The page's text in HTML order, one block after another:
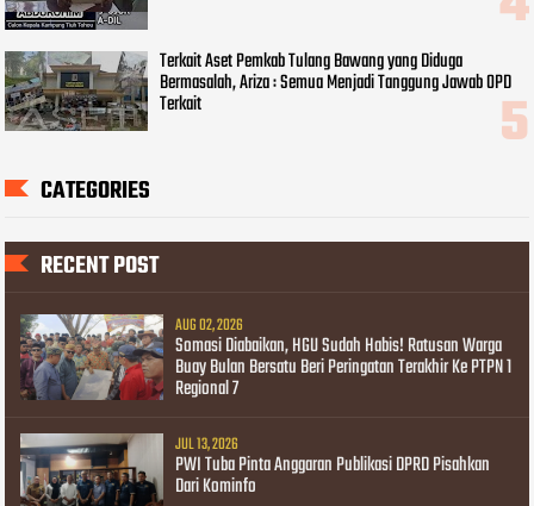
Terkait Aset Pemkab Tulang Bawang yang Diduga
Bermasalah, Ariza : Semua Menjadi Tanggung Jawab OPD
Terkait
CATEGORIES
RECENT POST
AUG 02, 2026
Somasi Diabaikan, HGU Sudah Habis! Ratusan Warga
Buay Bulan Bersatu Beri Peringatan Terakhir Ke PTPN 1
Regional 7
JUL 13, 2026
PWI Tuba Pinta Anggaran Publikasi DPRD Pisahkan
Dari Kominfo